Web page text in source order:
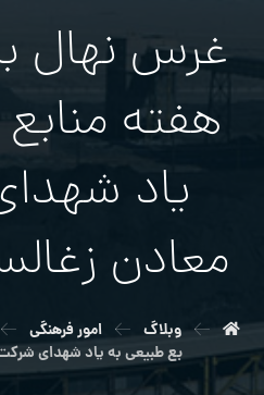
غرس نهال
هفته
ياد
معادن
وبلاگ امور فرهنگی
بع طبيعي به ياد شهداي